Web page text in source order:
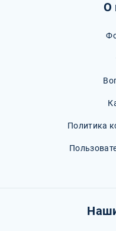
О
Политика